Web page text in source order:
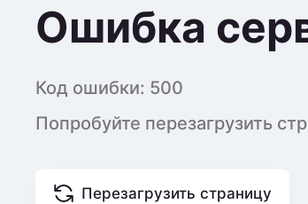
Ошибка
Код ошибки: 500
Попробуйте перезагрузить
Перезагрузить страницу